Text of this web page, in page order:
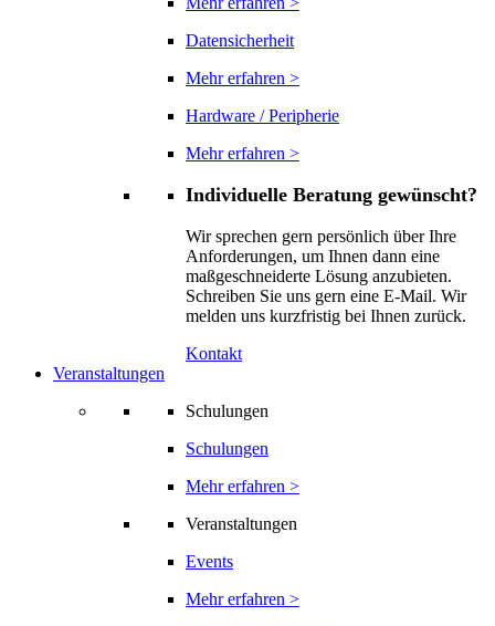
Datensicherheit
Mehr erfahren >
Hardware / Peripherie
Mehr erfahren >
Individuelle Beratung gewünscht?
Wir sprechen gern persönlich über Ihre
Anforderungen, um Ihnen dann eine
maßgeschneiderte Lösung anzubieten.
Schreiben Sie uns gern eine E-Mail. Wir
melden uns kurzfristig bei Ihnen zurück.
Kontakt
Veranstaltungen
Schulungen
Schulungen
Mehr erfahren >
Veranstaltungen
Events
Mehr erfahren >